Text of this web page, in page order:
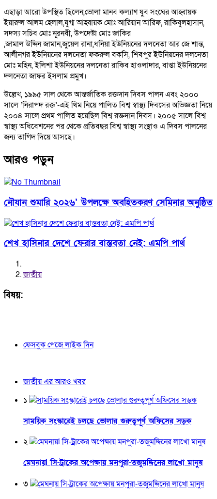
এছাড়া আরো উপস্থিত ছিলেন,ভোলা মানব কল্যাণ যুব সংঘের আহ্বায়ক
ইয়ারুল আলম হেলাল,যুগ্ম আহ্বায়ক মোঃ আরিয়ান আরিফ, রাকিবুলহাসান,
সদস্য সচিব মোঃ নূরনবী, উপদেষ্টা মোঃ জাকির
,জামাল উদ্দিন জামান,জুয়েল রানা,ধনিয়া ইউনিয়নের দলনেতা আর জে শান্ত,
আলীনগর ইউনিয়নের দলনেতা ফকরুল বকসি, শিবপুর ইউনিয়নের দলনেতা
মোঃ মহিন, ইলিশা ইউনিয়নের দলনেতা রাকিব হাওলাদার, বাপ্তা ইউনিয়নের
দলনেতা জাফর ইসলাম প্রমুখ।
উল্লেখ, ১৯৯৫ সাল থেকে আন্তর্জাতিক রক্তদান দিবস পালন এবং ২০০০
সালে ‘নিরাপদ রক্ত’-এই থিম নিয়ে পালিত বিশ্ব স্বাস্থ্য দিবসের অভিজ্ঞতা নিয়ে
২০০৪ সালে প্রথম পালিত হয়েছিল বিশ্ব রক্তদান দিবস। ২০০৫ সালে বিশ্ব
স্বাস্থ্য অধিবেশনের পর থেকে প্রতিবছর বিশ্ব স্বাস্থ্য সংস্থাও এ দিবস পালনের
জন্য তাগিদ দিয়ে আসছে।
আরও পড়ুন
নৌযান শুমারি ২০২৬’ উপলক্ষে অবহিতকরণ সেমিনার অনুষ্ঠিত
শেখ হাসিনার দেশে ফেরার বাস্তবতা নেই: এমপি পার্থ
জাতীয়
বিষয়:
ফেসবুক পেজে লাইক দিন
জাতীয় এর আরও খবর
১
সাময়িক সংস্কারেই চলছে ভোলার গুরুত্বপূর্ণ অফিসের সড়ক
২
মেঘনায়l সি-ট্রাকের অপেক্ষায় মনপুরা-তজুমদ্দিনের লাখো মানুষ
৩